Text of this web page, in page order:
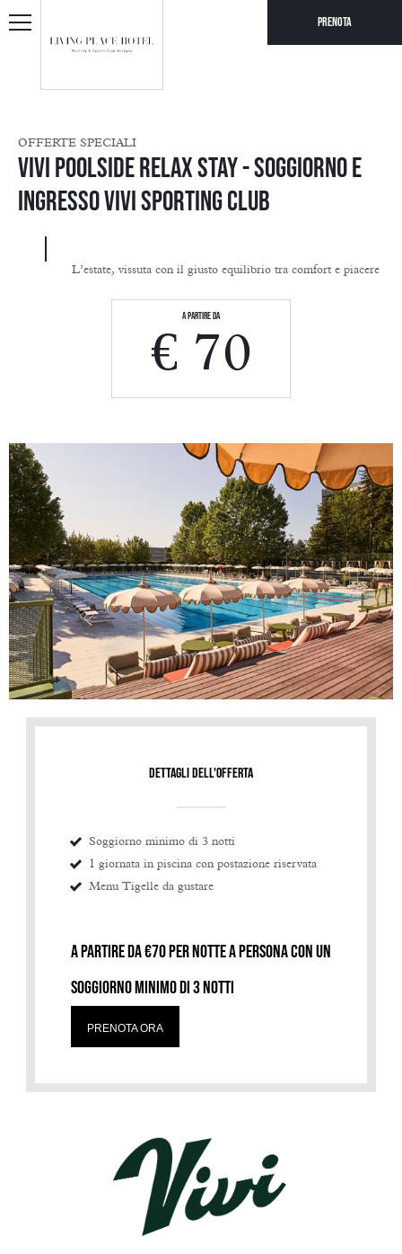
Prenota
OFFERTE SPECIALI
VIVI Poolside Relax Stay - Soggiorno e
ingresso VIVI Sporting Club
L’estate, vissuta con il giusto equilibrio tra comfort e piacere
A partire da
€ 70
dettagli dell'offerta
Soggiorno minimo di 3 notti
1 giornata in piscina con postazione riservata
Menu Tigelle da gustare
A partire da €70 per notte a persona con un
soggiorno minimo di 3 notti
PRENOTA ORA